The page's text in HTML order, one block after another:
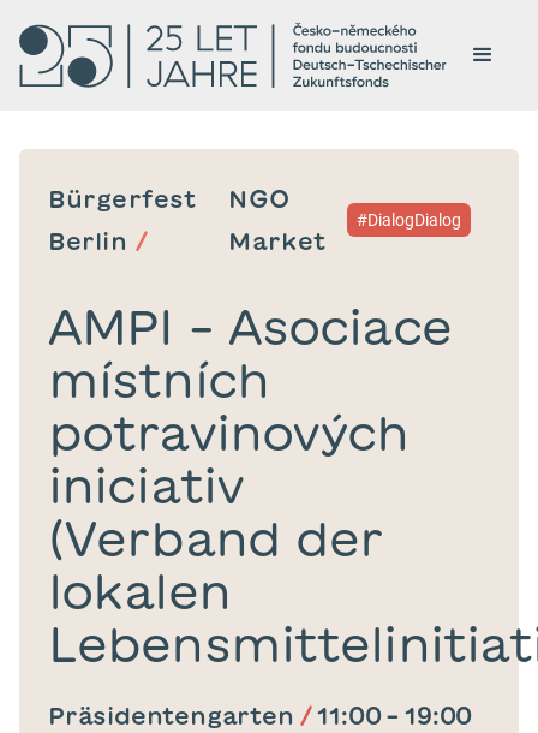
Bürgerfest
Berlin /
NGO
Market
#DialogDialog
AMPI – Asociace
místních
potravinových
iniciativ
(Verband der
lokalen
Präsidentengarten / 11:00 – 19:00